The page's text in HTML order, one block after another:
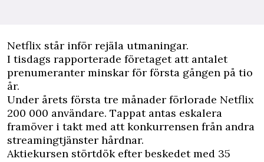
Netflix står inför rejäla utmaningar.
I tisdags rapporterade företaget att antalet
prenumeranter minskar för första gången på tio
år.
Under årets första tre månader förlorade Netflix
200 000 användare. Tappat antas eskalera
framöver i takt med att konkurrensen från andra
streamingtjänster hårdnar.
Aktiekursen störtdök efter beskedet med 35